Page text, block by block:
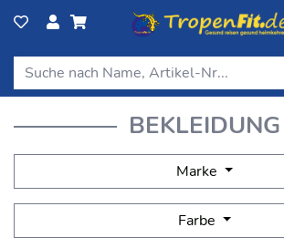
BEKLEIDUNG
Marke
Farbe